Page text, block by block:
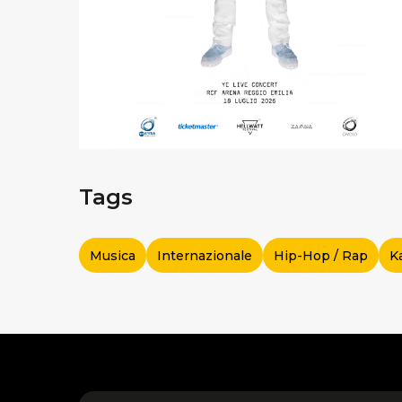
Tags
Musica Internazionale Hip-Hop / Rap